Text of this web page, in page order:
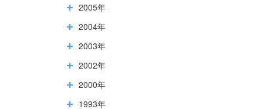
2005年
2004年
2003年
2002年
2000年
1993年